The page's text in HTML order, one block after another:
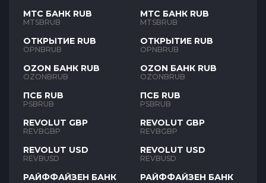
МТС БАНК RUB
MTSBRUB
ОТКРЫТИЕ RUB
OPNBRUB
OZON БАНК RUB
OZONBRUB
ПСБ RUB
PSBRUB
REVOLUT GBP
REVBGBP
REVOLUT USD
REVBUSD
РАЙФФАЙЗЕН БАНК
МТС БАНК RUB
MTSBRUB
ОТКРЫТИЕ RUB
OPNBRUB
OZON БАНК RUB
OZONBRUB
ПСБ RUB
PSBRUB
REVOLUT GBP
REVBGBP
REVOLUT USD
REVBUSD
РАЙФФАЙЗЕН БАНК